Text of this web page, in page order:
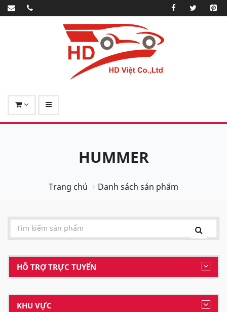
HUMMER
Trang chủ Danh sách sản phẩm
HỖ TRỢ TRỰC TUYẾN
KHU VỰC